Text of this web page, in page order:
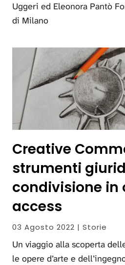
Uggeri ed Eleonora Pantò
di Milano
Creative
strumenti
condivisione in
access
03 Agosto 2022 | Storie
Un viaggio alla scoperta
le opere d’arte e